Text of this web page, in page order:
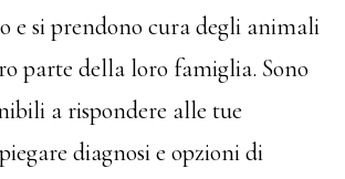
e si prendono cura degli animali
parte della loro famiglia. Sono
a rispondere alle tue
diagnosi e opzioni di